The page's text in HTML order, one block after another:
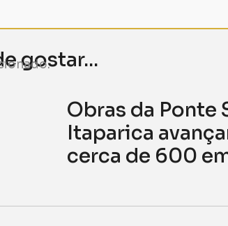
gostar...
Obras da Ponte
Itaparica
cerca de 600